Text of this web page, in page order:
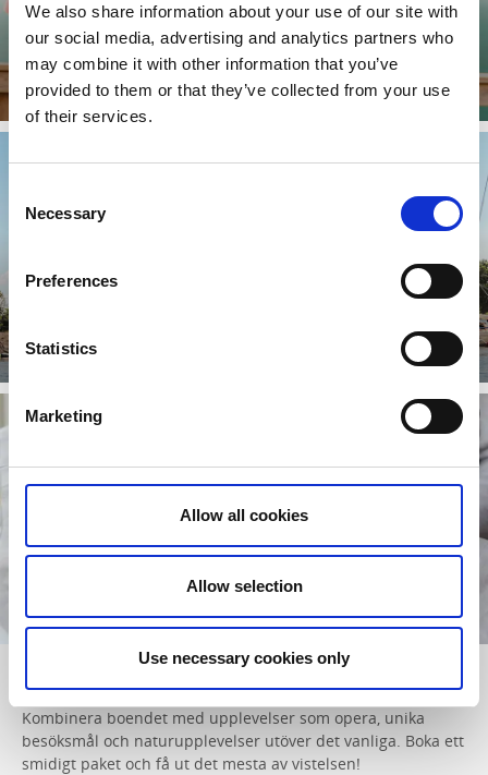
We also share information about your use of our site with
our social media, advertising and analytics partners who
may combine it with other information that you’ve
provided to them or that they’ve collected from your use
of their services.
Selection
Necessary
Preferences
Statistics
Marketing
Allow all cookies
Allow selection
Use necessary cookies only
Camping & ställplatser
Läs mer
Läs mer
Kombinera boendet med upplevelser som opera, unika
besöksmål och naturupplevelser utöver det vanliga. Boka ett
smidigt paket och få ut det mesta av vistelsen!